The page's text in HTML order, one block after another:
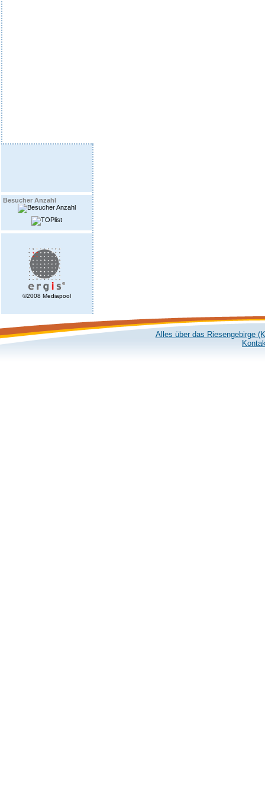
Besucher Anzahl
©2008 Mediapool
Alles über das Riesengebirge